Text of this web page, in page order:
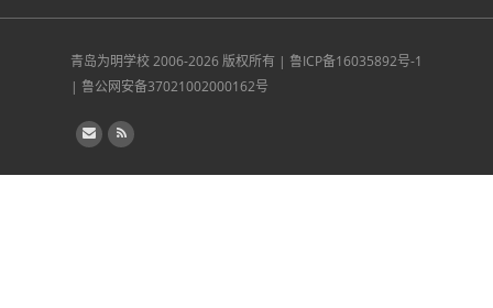
青岛为明学校2006-2026 版权所有 | 鲁ICP备16035892号-1
| 鲁公网安备37021002000162号